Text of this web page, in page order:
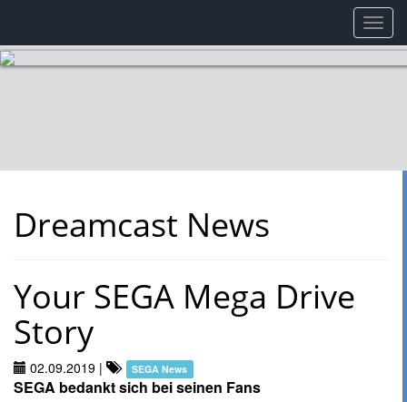
Dreamcast News
Your SEGA Mega Drive
Story
02.09.2019 | SEGA News
SEGA bedankt sich bei seinen Fans